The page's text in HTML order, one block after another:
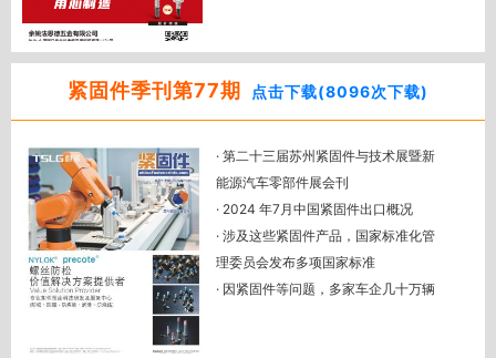
调查
· 伍尔特集团的下一代接班人公布！
· 全国紧标委：经确认的紧固件制造者
识别标志 公告13-1号
· 紧固件用冷镦钢盘条最新化学成分及
热处理制度
· 美制外螺纹紧固件机械性能标准浅析
（上）(2023年、2024年版）
紧固件季刊第77期 点击下载(8096次下载)
· 第二十三届苏州紧固件与技术展暨新
能源汽车零部件展会刊
· 2024 年7月中国紧固件出口概况
· 涉及这些紧固件产品，国家标准化管
理委员会发布多项国家标准
· 因紧固件等问题，多家车企几十万辆